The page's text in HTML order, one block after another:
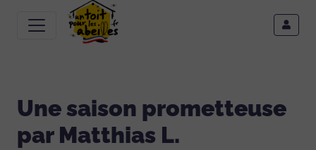
Une saison prometteuse
par Matthias L.